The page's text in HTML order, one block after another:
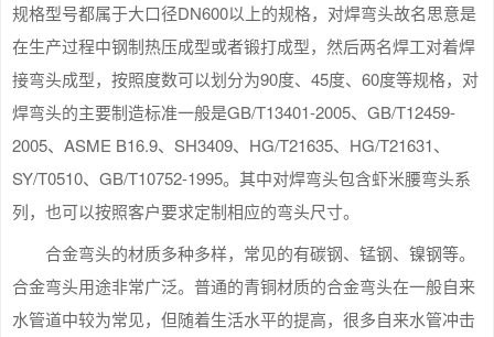
规格型号都属于大口径DN600以上的规格，对焊弯头故名思意是
在生产过程中钢制热压成型或者锻打成型，然后两名焊工对着焊
接弯头成型，按照度数可以划分为90度、45度、60度等规格，对
焊弯头的主要制造标准一般是GB/T13401-2005、GB/T12459-
2005、ASME B16.9、SH3409、HG/T21635、HG/T21631、
SY/T0510、GB/T10752-1995。其中对焊弯头包含虾米腰弯头系
列，也可以按照客户要求定制相应的弯头尺寸。
合金弯头的材质多种多样，常见的有碳钢、锰钢、镍钢等。
合金弯头用途非常广泛。普通的青铜材质的合金弯头在一般自来
水管道中较为常见，但随着生活水平的提高，很多自来水管冲击